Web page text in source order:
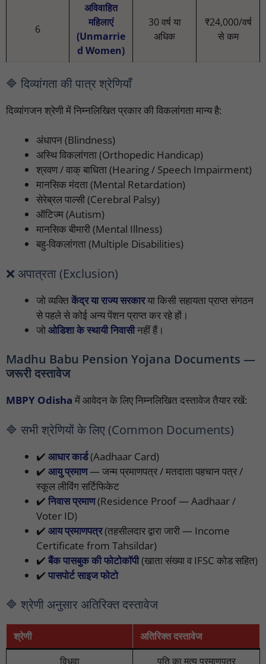
6
अविवाहित
महिलाएं
(Unmarrie
d Women)
30 वर्ष या
अधिक
₹24,000/वर्ष
से कम
🔷 दिव्यांगता की पात्र श्रेणियाँ
दिव्यांगजन श्रेणी में निम्नलिखित प्रकार की विकलांगता मान्य है:
अंधापन (Blindness)
अस्थि विकलांगता (Orthopedic Handicap)
श्रवण / वाक् बाधिता (Hearing / Speech Impairment)
मानसिक मंदता (Mental Retardation)
सेरेब्रल पाल्सी (Cerebral Palsy)
ऑटिज्म (Autism)
मानसिक बीमारी (Mental Illness)
बहु-विकलांगता (Multiple Disabilities)
❌ अपात्रता (Exclusion)
जो व्यक्तिकेंद्र या राज्य सरकारया किसी सहायता प्राप्त संगठन
से पहले से कोई अन्य पेंशन प्राप्त कर रहे हों।
जोओडिशा के स्थायी निवासीनहीं हैं।
Madhu Babu Pension Yojana Documents —
जरूरी दस्तावेज
MBPY Odisha में आवेदन के लिए निम्नलिखित दस्तावेज तैयार रखें:
🔷 सभी श्रेणियों के लिए (Common Documents)
✔️ आधार कार्ड(Aadhaar Card)
✔️ आयु प्रमाण— जन्म प्रमाणपत्र / मतदाता पहचान पत्र /
स्कूल लीविंग सर्टिफिकेट
✔️ निवास प्रमाण(Residence Proof — Aadhaar /
Voter ID)
✔️ आय प्रमाणपत्र(तहसीलदार द्वारा जारी — Income
Certificate from Tahsildar)
✔️ बैंक पासबुक की फोटोकॉपी(खाता संख्या व IFSC कोड सहित)
✔️ पासपोर्ट साइज फोटो
🔷 श्रेणी अनुसार अतिरिक्त दस्तावेज
श्रेणी
अतिरिक्त दस्तावेज
विधवा
पति का मृत्यु प्रमाणपत्र